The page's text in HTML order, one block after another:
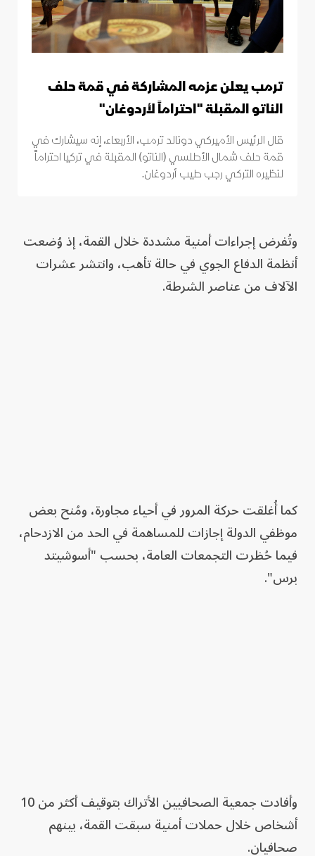
ترمب يعلن عزمه المشاركة في قمة حلف
الناتو المقبلة "احتراماً لأردوغان"
قال الرئيس الأميركي دونالد ترمب، الأربعاء، إنه سيشارك في
قمة حلف شمال الأطلسي (الناتو) المقبلة في تركيا احتراماً
لنظيره التركي رجب طيب أردوغان.
وتُفرض إجراءات أمنية مشددة خلال القمة، إذ وُضعت
أنظمة الدفاع الجوي في حالة تأهب، وانتشر عشرات
الآلاف من عناصر الشرطة.
كما أُغلقت حركة المرور في أحياء مجاورة، ومُنح بعض
موظفي الدولة إجازات للمساهمة في الحد من الازدحام،
فيما حُظرت التجمعات العامة، بحسب "أسوشيتد
برس".
وأفادت جمعية الصحافيين الأتراك بتوقيف أكثر من 10
أشخاص خلال حملات أمنية سبقت القمة، بينهم
صحافيان.